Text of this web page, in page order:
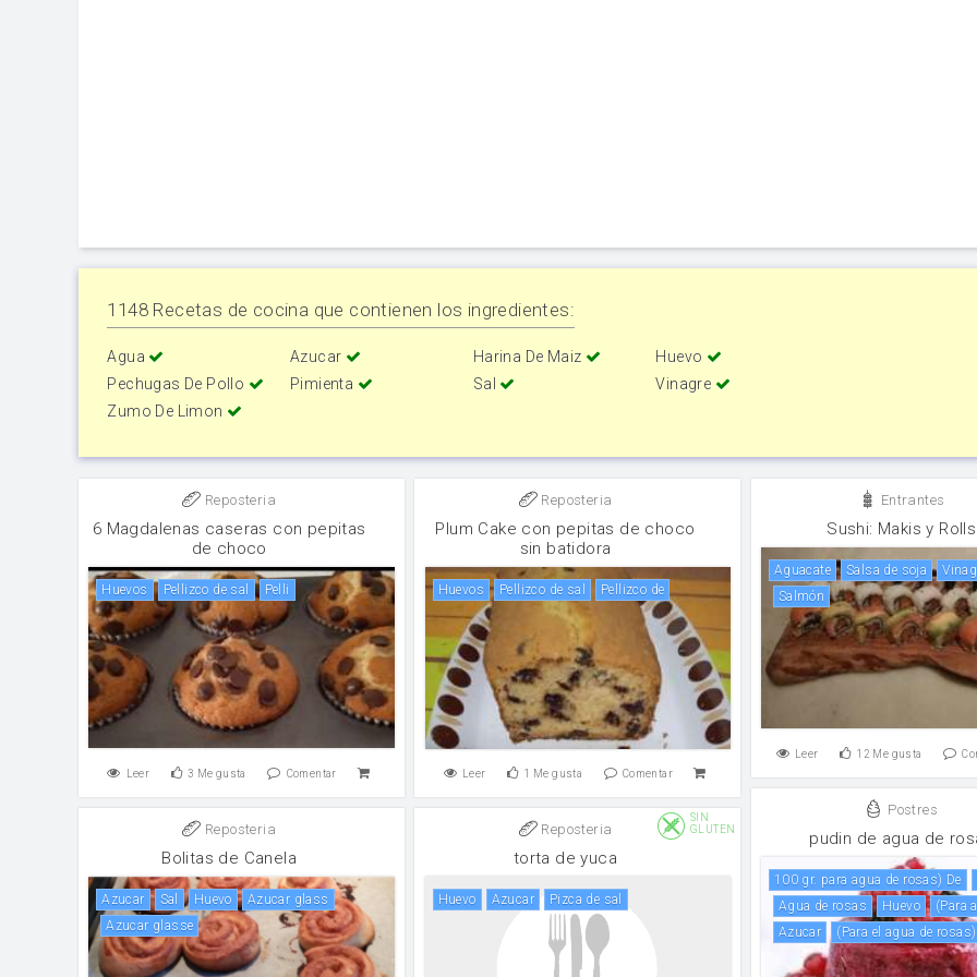
1148 Recetas de cocina que contienen los ingredientes:
Agua Azucar Harina De Maiz
Huevo
Pechugas De Pollo
Pimienta Sal
Vinagre
Zumo De Limon
Reposteria
6 Magdalenas caseras con pepitas
de choco
huevos Pellizco de sal Pelli
Leer 3 Me gusta Comentar
Reposteria
Plum Cake con pepitas de choco
sin batidora
huevos Pellizco de sal Pellizco de
Leer 1 Me gusta Comentar
Entrantes
Sushi: Makis y Rolls
Aguacate salsa de soja
salmón
Leer 12 Me gusta
Postres
pudin de agua de
100 gr. para agua de rosas) De
agua de rosas
huevo
azucar
(para el agua de rosas)
Reposteria
Bolitas de Canela
azucar sal huevo
azucar glass
azucar glasse
Reposteria
SIN
GLUTEN
torta de yuca
huevo azucar pizca de sal